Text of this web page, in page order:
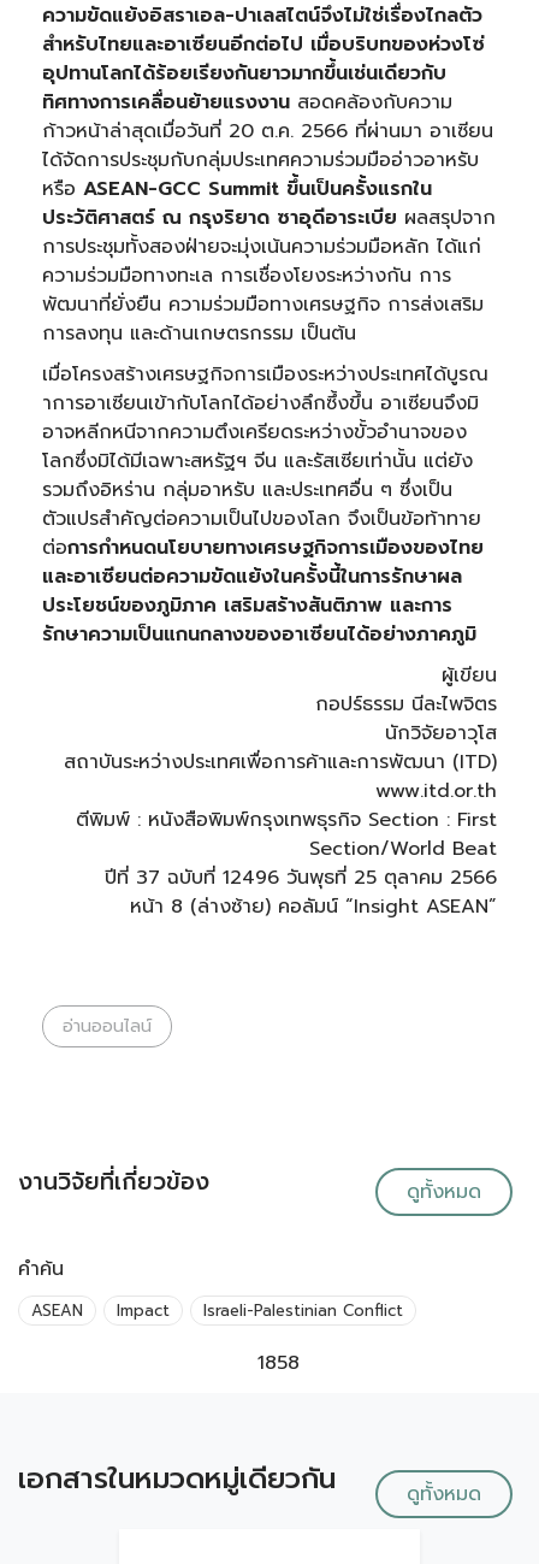
ความขัดแย้งอิสราเอล-ปาเลสไตน์จึงไม่ใช่เรื่องไกลตัว
สำหรับไทยและอาเซียนอีกต่อไป เมื่อบริบทของห่วงโซ่
อุปทานโลกได้ร้อยเรียงกันยาวมากขึ้นเช่นเดียวกับ
ทิศทางการเคลื่อนย้ายแรงงาน สอดคล้องกับความ
ก้าวหน้าล่าสุดเมื่อวันที่ 20 ต.ค. 2566 ที่ผ่านมา อาเซียน
ได้จัดการประชุมกับกลุ่มประเทศความร่วมมืออ่าวอาหรับ
หรือ ASEAN-GCC Summit ขึ้นเป็นครั้งแรกใน
ประวัติศาสตร์ ณ กรุงริยาด ซาอุดีอาระเบีย ผลสรุปจาก
การประชุมทั้งสองฝ่ายจะมุ่งเน้นความร่วมมือหลัก ได้แก่
ความร่วมมือทางทะเล การเชื่องโยงระหว่างกัน การ
พัฒนาที่ยั่งยืน ความร่วมมือทางเศรษฐกิจ การส่งเสริม
การลงทุน และด้านเกษตรกรรม เป็นต้น
เมื่อโครงสร้างเศรษฐกิจการเมืองระหว่างประเทศได้บูรณ
าการอาเซียนเข้ากับโลกได้อย่างลึกซึ้งขึ้น อาเซียนจึงมิ
อาจหลีกหนีจากความตึงเครียดระหว่างขั้วอำนาจของ
โลกซึ่งมิได้มีเฉพาะสหรัฐฯ จีน และรัสเซียเท่านั้น แต่ยัง
รวมถึงอิหร่าน กลุ่มอาหรับ และประเทศอื่น ๆ ซึ่งเป็น
ตัวแปรสำคัญต่อความเป็นไปของโลก จึงเป็นข้อท้าทาย
ต่อการกำหนดนโยบายทางเศรษฐกิจการเมืองของไทย
และอาเซียนต่อความขัดแย้งในครั้งนี้ในการรักษาผล
ประโยชน์ของภูมิภาค เสริมสร้างสันติภาพ และการ
รักษาความเป็นแกนกลางของอาเซียนได้อย่างภาคภูมิ
ผู้เขียน
กอปร์ธรรม นีละไพจิตร
นักวิจัยอาวุโส
สถาบันระหว่างประเทศเพื่อการค้าและการพัฒนา (ITD)
www.itd.or.th
ตีพิมพ์ : หนังสือพิมพ์กรุงเทพธุรกิจ Section : First
Section/World Beat
ปีที่ 37 ฉบับที่ 12496 วันพุธที่ 25 ตุลาคม 2566
หน้า 8 (ล่างซ้าย) คอลัมน์ “Insight ASEAN”
อ่านออนไลน์
งานวิจัยที่เกี่ยวข้อง ดูทั้งหมด
คำค้น
ASEAN Impact Israeli-Palestinian Conflict
1858
เอกสารในหมวดหมู่เดียวกัน ดูทั้งหมด